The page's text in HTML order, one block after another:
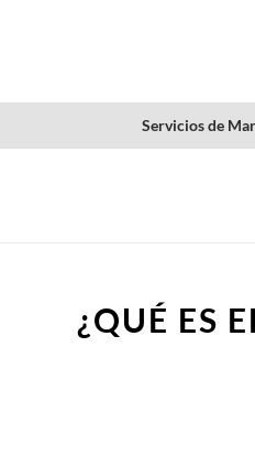
Servicios de
¿QUÉ ES